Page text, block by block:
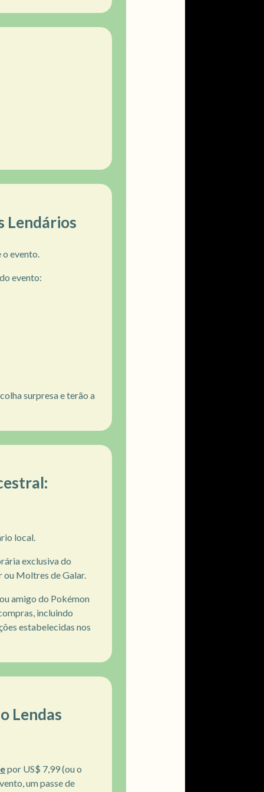
Lendários
evento.
evento:
surpresa e terão a
local.
exclusiva do
ou Moltres de Galar.
amigo do Pokémon
incluindo
estabelecidas nos
Lendas
por US$ 7,99 (ou o
um passe de